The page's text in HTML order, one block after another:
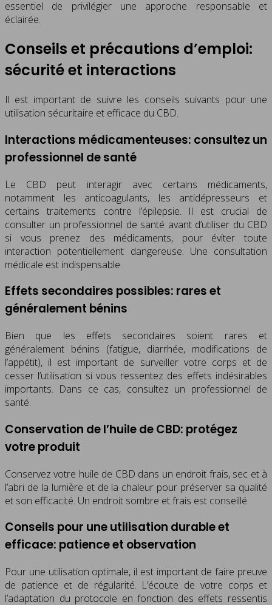
essentiel de privilégier une approche responsable et
éclairée.
Conseils et précautions d’emploi:
sécurité et interactions
Il est important de suivre les conseils suivants pour une
utilisation sécuritaire et efficace du CBD.
Interactions médicamenteuses: consultez un
professionnel de santé
Le CBD peut interagir avec certains médicaments,
notamment les anticoagulants, les antidépresseurs et
certains traitements contre l’épilepsie. Il est crucial de
consulter un professionnel de santé avant d’utiliser du CBD
si vous prenez des médicaments, pour éviter toute
interaction potentiellement dangereuse. Une consultation
médicale est indispensable.
Effets secondaires possibles: rares et
généralement bénins
Bien que les effets secondaires soient rares et
généralement bénins (fatigue, diarrhée, modifications de
l’appétit), il est important de surveiller votre corps et de
cesser l’utilisation si vous ressentez des effets indésirables
importants. Dans ce cas, consultez un professionnel de
santé.
Conservation de l’huile de CBD: protégez
votre produit
Conservez votre huile de CBD dans un endroit frais, sec et à
l’abri de la lumière et de la chaleur pour préserver sa qualité
et son efficacité. Un endroit sombre et frais est conseillé.
Conseils pour une utilisation durable et
efficace: patience et observation
Pour une utilisation optimale, il est important de faire preuve
de patience et de régularité. L’écoute de votre corps et
l’adaptation du protocole en fonction des effets ressentis